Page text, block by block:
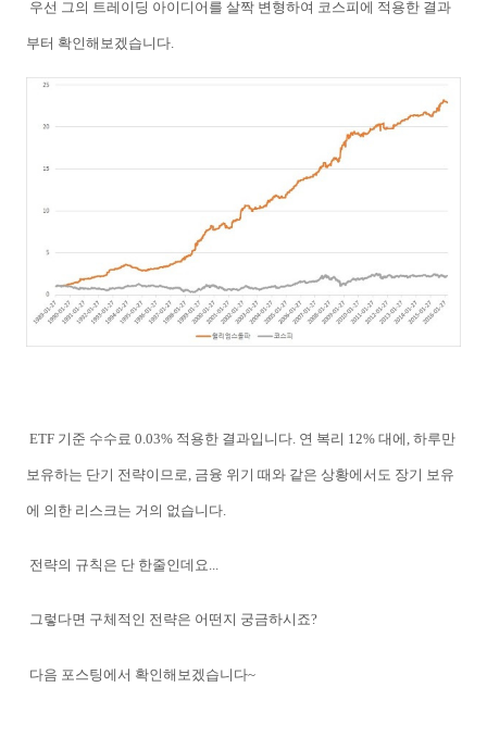
우선 그의 트레이딩 아이디어를 살짝 변형하여 코스피에 적용한 결과
부터 확인해보겠습니다.
ETF 기준 수수료 0.03% 적용한 결과입니다. 연 복리 12% 대에, 하루만
보유하는 단기 전략이므로, 금융 위기 때와 같은 상황에서도 장기 보유
에 의한 리스크는 거의 없습니다.
전략의 규칙은 단 한줄인데요...
그렇다면 구체적인 전략은 어떤지 궁금하시죠?
다음 포스팅에서 확인해보겠습니다~